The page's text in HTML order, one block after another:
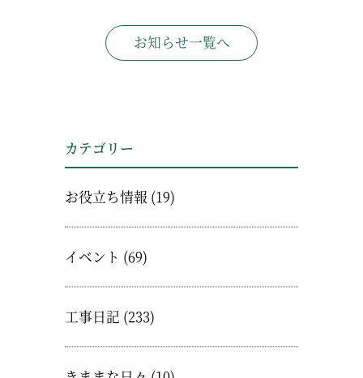
お知らせ一覧へ
カテゴリー
お役立ち情報 (19)
イベント (69)
工事日記 (233)